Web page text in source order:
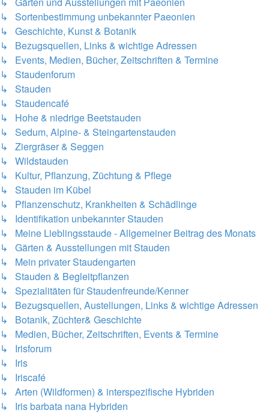
↳ Sortenbestimmung unbekannter Paeonien
↳ Geschichte, Kunst & Botanik
↳ Bezugsquellen, Links & wichtige Adressen
↳ Events, Medien, Bücher, Zeitschriften & Termine
↳ Staudenforum
↳ Stauden
↳ Staudencafé
↳ Hohe & niedrige Beetstauden
↳ Sedum, Alpine- & Steingartenstauden
↳ Ziergräser & Seggen
↳ Wildstauden
↳ Kultur, Pflanzung, Züchtung & Pflege
↳ Stauden im Kübel
↳ Pflanzenschutz, Krankheiten & Schädlinge
↳ Identifikation unbekannter Stauden
↳ Meine Lieblingsstaude - Allgemeiner Beitrag des Monats
↳ Gärten & Ausstellungen mit Stauden
↳ Mein privater Staudengarten
↳ Stauden & Begleitpflanzen
↳ Spezialitäten für Staudenfreunde/Kenner
↳ Bezugsquellen, Austellungen, Links & wichtige Adressen
↳ Botanik, Züchter& Geschichte
↳ Medien, Bücher, Zeitschriften, Events & Termine
↳ Irisforum
↳ Iris
↳ Iriscafé
↳ Arten (Wildformen) & interspezifische Hybriden
↳ Iris barbata nana Hybriden